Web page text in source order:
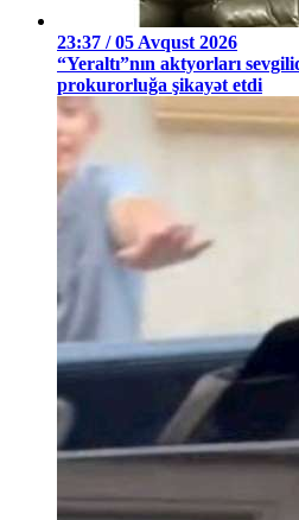
23:37 / 05 Avqust 2026
“Yeraltı”nın aktyorları
prokurorluğa şikayət etdi